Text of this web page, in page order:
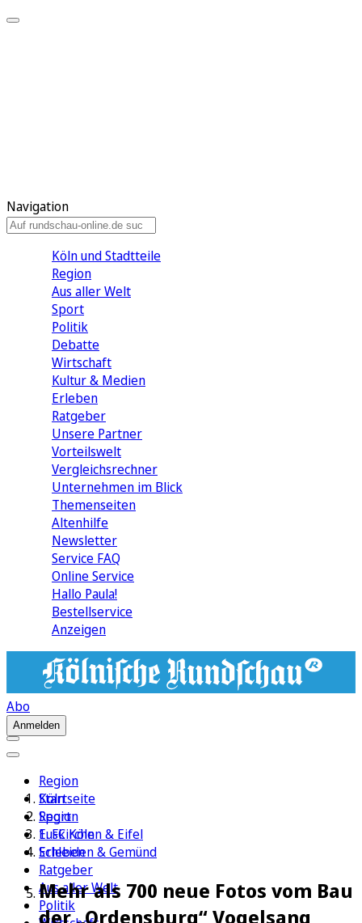
Navigation
Köln und Stadtteile
Region
Aus aller Welt
Sport
Politik
Debatte
Wirtschaft
Kultur & Medien
Erleben
Ratgeber
Unsere Partner
Vorteilswelt
Vergleichsrechner
Unternehmen im Blick
Themenseiten
Altenhilfe
Newsletter
Service FAQ
Online Service
Hallo Paula!
Bestellservice
Anzeigen
Abo
Anmelden
Region
Köln
Sport
1. FC Köln
Erleben
Ratgeber
Aus aller Welt
Politik
Startseite
Region
Euskirchen & Eifel
Schleiden & Gemünd
Mehr als 700 neue Fotos vom Bau
der „Ordensburg“ Vogelsang